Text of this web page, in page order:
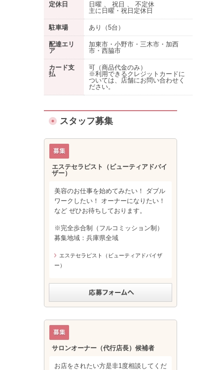
定休日
日曜 、 祝日 、 不定休
主に日曜・祝日定休日
駐車場 あり （5台）
配達エリ
ア
加東市・小野市・三木市・加西
市・西脇市
カード支
払
可（商品代金のみ）
※利用できるクレジットカードに
ついては、店舗にお問い合わせく
ださい。
スタッフ募集
エステセラピスト（ビューティアドバイ
ザー）
美容のお仕事を始めてみたい！ ダブル
ワークしたい！ オーナーになりたい！
など ぜひお待ちしております。
※完全歩合制（フルコミッション制）
募集地域：兵庫県全域
エステセラピスト（ビューティアドバイザ
ー）
サロンオーナー（代行店長）候補者
お店をされたい方是非1度相談してくだ